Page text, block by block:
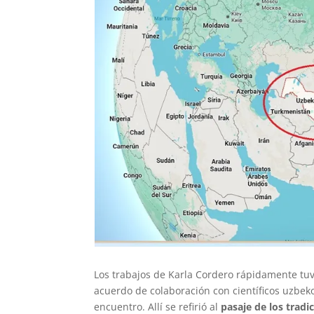
Los trabajos de Karla Cordero rápidamente
acuerdo de colaboración con científicos
encuentro. Allí se refirió al pasaje de los